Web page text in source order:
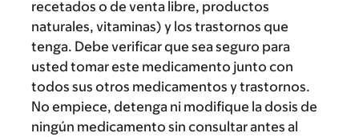
recetados o de venta libre, productos
naturales, vitaminas) y los trastornos que
tenga. Debe verificar que sea seguro para
usted tomar este medicamento junto con
todos sus otros medicamentos y trastornos.
No empiece, detenga ni modifique la dosis de
ningún medicamento sin consultar antes al